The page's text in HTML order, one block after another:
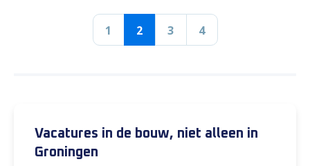
1 2 3 4
Vacatures in de bouw, niet alleen in
Groningen